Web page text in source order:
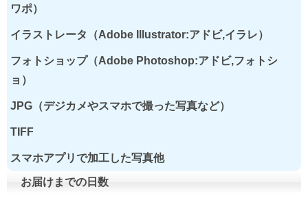
ワポ）
イラストレータ（Adobe Illustrator:アドビ,イラレ）
フォトショップ（Adobe Photoshop:アドビ,フォトシ
ョ）
JPG（デジカメやスマホで撮った写真など）
TIFF
スマホアプリで加工した写真他
お届けまでの日数